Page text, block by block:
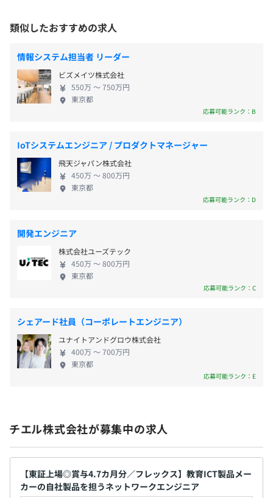
の教材をWebで簡単に利用できるクラウド形式でご提供
て選べる語学学習（学修）教材を『CHIeru.net』で提供
しています。
■運用管理システム・セキュリティシステム
〜安心・安全なICT環境の構築を支援する製品をそろえて
「運用管理システム」においては、授業後のタブレット環
境を復元したり、各端末の一元管理行うことで管理者の負
担を軽減することが可能です。
「セキュリティシステム」においては、Webフィルタリン
グ・ウイルス対策・情報漏えい対策など、安心・安全な
◎授業支援・学習支援ツール：9個
◎情報基盤・校務DXツール：12個
◎デジタル教材・コンテンツプラットフォーム：8個
■先生の声を反映した授業改善につながるシステムと教材
チエルは、全国各地の学校との実証研究をはじめ、ユーザ
ーサポート、先生向けWebサイト、学会・展示会などを
通じて先生とのリレーションを構築し、教育現場の先生方
の声をシステムや教材に反映することで、授業改善につな
■小学校から大学までの導入実績が豊富
チエル製品の導入実績は、教育委員会560以上、高校、大
場における、幅広いニーズに応えます。
■JR 東京モノレール羽田空港線「天王洲アイル駅」より
徒歩3分
■東京臨海高速鉄道 りんかい線「天王洲アイル駅」より
徒歩5分
日、10月から3月入社の方には5日付与。以降毎年4月1日
■結婚休暇
■配偶者分娩休暇
■慶弔休暇
■通勤手当（会社規定に基づき支給）
■残業手当（残業時間に応じて別途支給）
■住宅手当（東京で一人暮らしの場合、40,000円～
50,000円支給※詳細規定あり）
■扶養家族手当（配偶者：17,000／月、第1子：7,000／
■地域手当（20,000円※東京勤務の場合）
■奨学金返済支援制度有（上限月額10,000円、40歳迄）
※2024年度実績：基本給×4.7カ月分
社会保険完備（健康保険・厚生年金加入・雇用保険・労災
保険）
出版健康保険組合加入
は、大学のCALL教室などで使用される「語学4技能
学習支援システム」やGIGAスクール構想に対応した
「授業支援システム」、「情報基盤システム」「デ
ジタル教材」を展開中です。子どもたちに「語学力を
身に付けて世界の人々とコミュニケーションを図り
たい」「グローバルな情報を吸収して"自分の夢"を
実現したい」などの目的意識を持ってもらうことを
教育をコーディネートする取り組みを続けています。
◆働きやすい環境 風通しがよくフラットな社風で
す。部署を超えた社内交流が活発のため、そこから新
たなプロダクトや営業戦略が生み出されることもあ
ります。月残業は25h程度、有休消化推奨など、働き
子どもたちの未来のために、自分の技術を使ってICT
化に貢献していきたいエンジニアをお待ちしていま
す！
類似したおすすめの求人
情報システム担当者 リーダー
ビズメイツ株式会社
550万 〜 750万円
東京都
応募可能ランク：B
IoTシステムエンジニア / プロダクトマネージャー
飛天ジャパン株式会社
450万 〜 800万円
東京都
応募可能ランク：D
開発エンジニア
株式会社ユーズテック
450万 〜 800万円
東京都
応募可能ランク：C
シェアード社員（コーポレートエンジニア）
ユナイトアンドグロウ株式会社
400万 〜 700万円
東京都
応募可能ランク：E
チエル株式会社が募集中の求人
【東証上場◎賞与4.7カ月分／フレックス】教育ICT製品メー
カーの自社製品を担うネットワークエンジニア